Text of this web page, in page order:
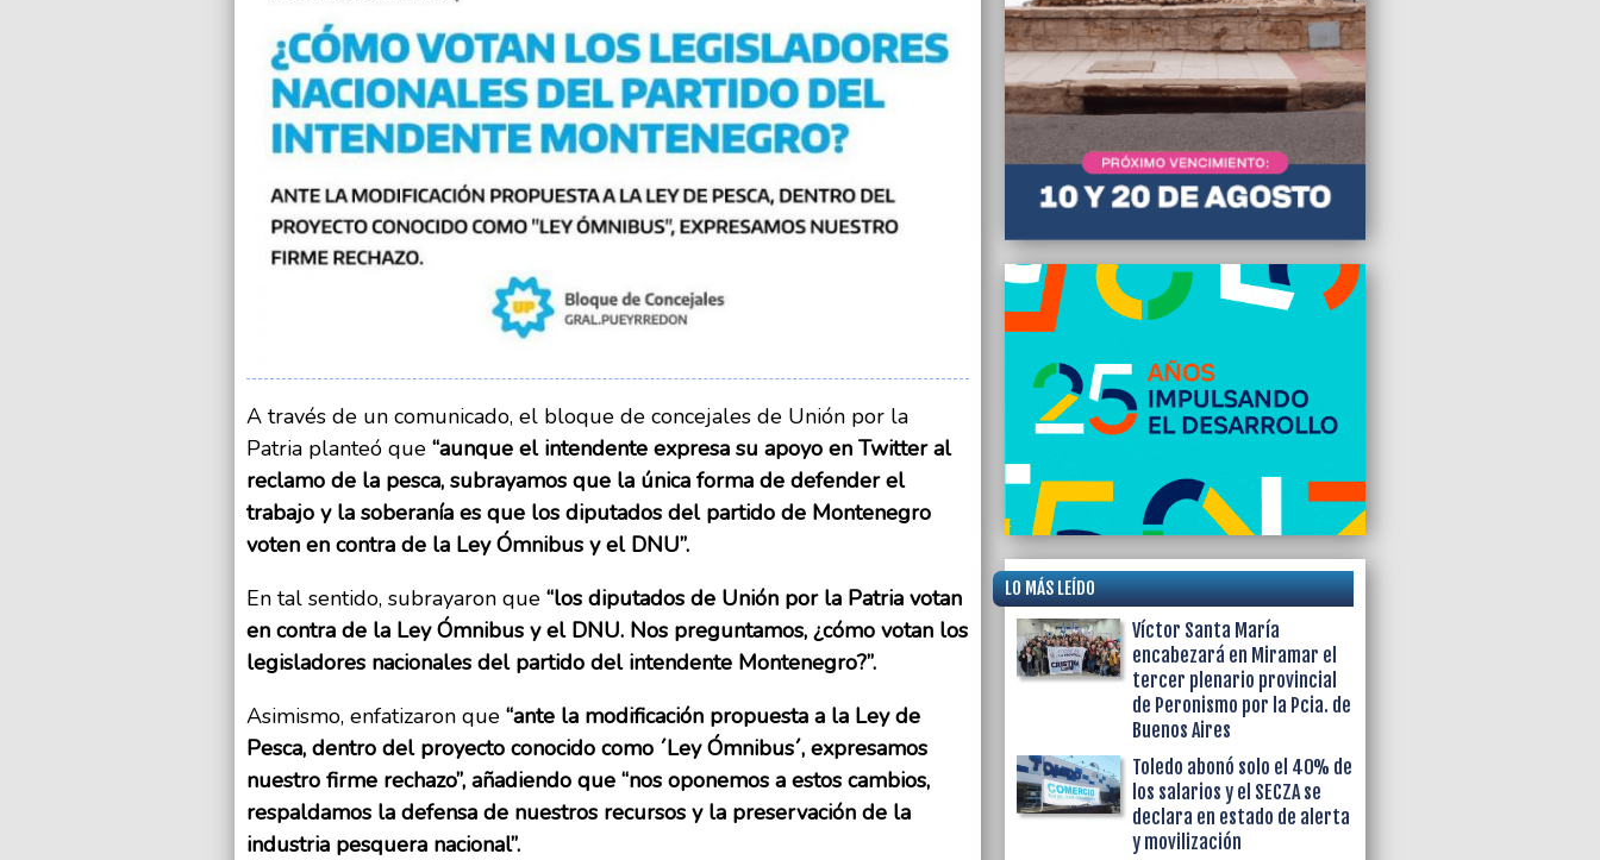
22/01/2024 17:09
Montenegro reiteró su rechazo a las
modificaciones de la Ley de Pesca
22/01/2024 17:07
Denuncian el estado deplorable del sector de
nichos del Cementerio Parque
A través de un comunicado, el bloque de concejales de Unión por la
Patria planteó que “aunque el intendente expresa su apoyo en Twitter al
reclamo de la pesca, subrayamos que la única forma de defender el
trabajo y la soberanía es que los diputados del partido de Montenegro
voten en contra de la Ley Ómnibus y el DNU”.
En tal sentido, subrayaron que “los diputados de Unión por la Patria votan
en contra de la Ley Ómnibus y el DNU. Nos preguntamos, ¿cómo votan los
legisladores nacionales del partido del intendente Montenegro?”.
Asimismo, enfatizaron que “ante la modificación propuesta a la Ley de
Pesca, dentro del proyecto conocido como ´Ley Ómnibus´, expresamos
nuestro firme rechazo”, añadiendo que “nos oponemos a estos cambios,
respaldamos la defensa de nuestros recursos y la preservación de la
industria pesquera nacional”.
LO MÁS LEÍDO
Víctor Santa María
encabezará en Miramar el
tercer plenario provincial
de Peronismo por la Pcia. de
Buenos Aires
Toledo abonó solo el 40% de
los salarios y el SECZA se
declara en estado de alerta
y movilización